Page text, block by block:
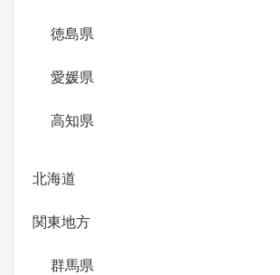
徳島県
愛媛県
高知県
北海道
関東地方
群馬県